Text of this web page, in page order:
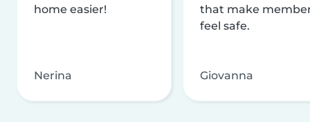
home easier!
Nerina
that make
feel safe.
Giovanna